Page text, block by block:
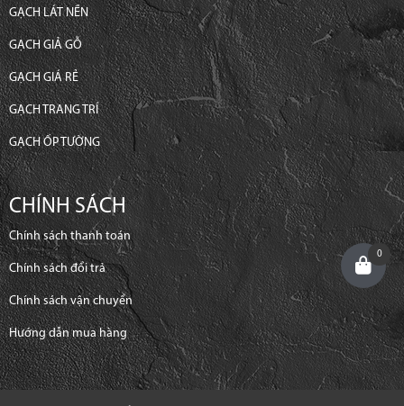
GẠCH LÁT NỀN
GẠCH GIẢ GỖ
GẠCH GIÁ RẺ
GẠCH TRANG TRÍ
GẠCH ỐP TƯỜNG
CHÍNH SÁCH
Chính sách thanh toán
Chính sách đổi trả
Chính sách vận chuyển
Hướng dẫn mua hàng
0